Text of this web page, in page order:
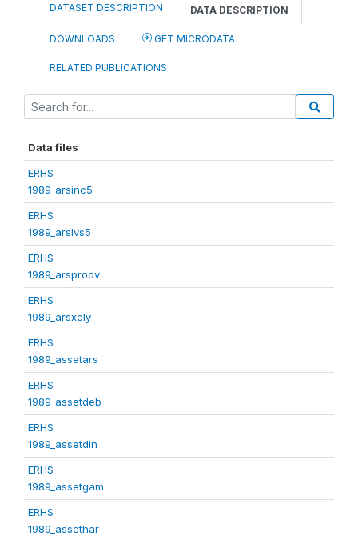
DATASET DESCRIPTION DATA DESCRIPTION
DOWNLOADS GET MICRODATA
RELATED PUBLICATIONS
Data files
ERHS
1989_arsinc5
ERHS
1989_arslvs5
ERHS
1989_arsprodv
ERHS
1989_arsxcly
ERHS
1989_assetars
ERHS
1989_assetdeb
ERHS
1989_assetdin
ERHS
1989_assetgam
ERHS
1989_assethar